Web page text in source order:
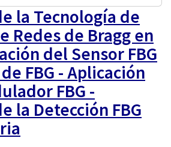
la Tecnología de
Redes de Bragg en
del Sensor FBG
FBG - Aplicación
FBG -
la Detección FBG